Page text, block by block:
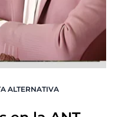
ALTERNATIVA